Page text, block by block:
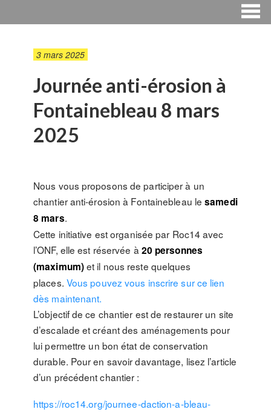
3 mars 2025
Journée anti-érosion à
Fontainebleau 8 mars
2025
Nous vous proposons de participer à un
chantier anti-érosion à Fontainebleau lesamedi
8 mars.
Cette initiative est organisée par Roc14 avec
l’ONF, elle est réservée à 20 personnes
(maximum)et il nous reste quelques
places. Vous pouvez vous inscrire sur ce lien
dès maintenant.
L’objectif de ce chantier est de restaurer un site
d’escalade et créant des aménagements pour
lui permettre un bon état de conservation
durable. Pour en savoir davantage, lisez l’article
d’un précédent chantier :
https://roc14.org/journee-daction-a-bleau-